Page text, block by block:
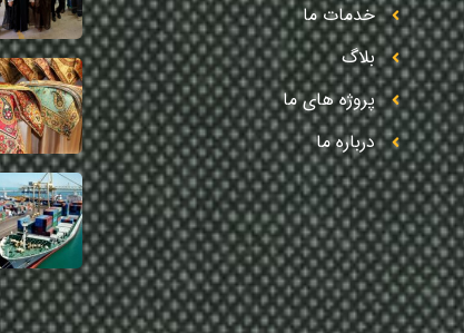
خدمات ما
بلاگ
پروژه های ما
درباره ما